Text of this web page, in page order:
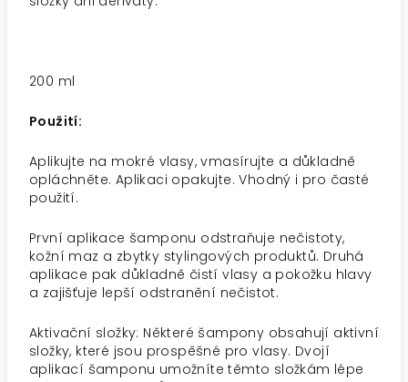
200 ml
Použití:
Aplikujte na mokré vlasy, vmasírujte a důkladně
opláchněte. Aplikaci opakujte. Vhodný i pro časté
použití.
První aplikace šamponu odstraňuje nečistoty,
kožní maz a zbytky stylingových produktů. Druhá
aplikace pak důkladně čistí vlasy a pokožku hlavy
a zajišťuje lepší odstranění nečistot.
Aktivační složky: Některé šampony obsahují aktivní
složky, které jsou prospěšné pro vlasy. Dvojí
aplikací šamponu umožníte těmto složkám lépe